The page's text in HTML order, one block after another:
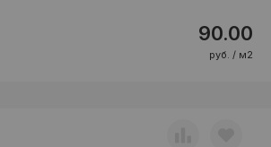
90.00
руб. / м2